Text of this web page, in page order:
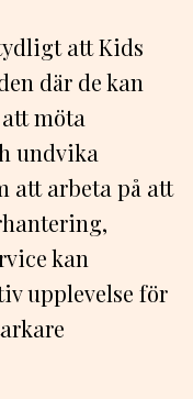
att Kids
där de kan
möta
undvika
att arbeta på att
kan
upplevelse för